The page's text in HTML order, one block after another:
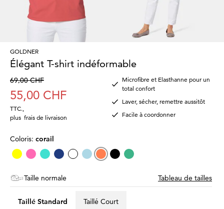
GOLDNER
Élégant T-shirt indéformable
69,00 CHF
55,00 CHF
TTC.
plus frais de livraison
Microfibre et Elasthanne pour un
total confort
Laver, sécher, remettre aussitôt
Facile à coordonner
Coloris: corail
Taille normale Tableau de tailles
Taillé Standard Taillé Court